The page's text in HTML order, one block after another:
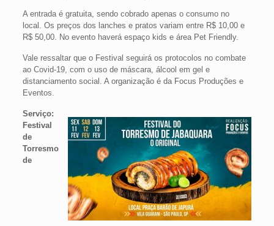
A entrada é gratuita, sendo cobrado apenas o consumo no
local. Os preços dos lanches e pratos variam entre R$ 10,00 e
R$ 50,00. No evento haverá espaço kids e área Pet Friendly.
Vale ressaltar que o Festival seguirá os protocolos no combate
ao Covid-19, com o uso de máscara, álcool em gel e
distanciamento social. A organização é da Focus Produções e
Eventos.
Serviço:
Festival
de
Torresmo
de